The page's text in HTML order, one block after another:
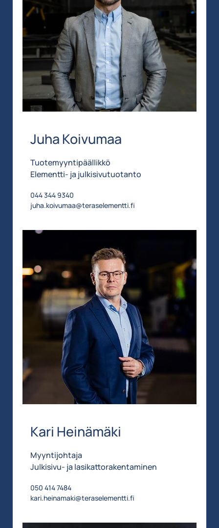
Juha Koivumaa
Tuotemyyntipäällikkö
Elementti- ja julkisivutuotanto
044 344 9340
juha.koivumaa@teraselementti.fi
Kari Heinämäki
Myyntijohtaja
Julkisivu- ja lasikattorakentaminen
050 414 7484
kari.heinamaki@teraselementti.fi